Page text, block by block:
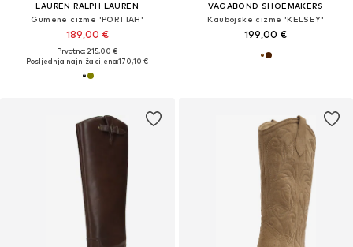
LAUREN RALPH LAUREN
Gumene čizme 'PORTIAH'
189,00 €
Prvotno: 215,00 €
Posljednja najniža cijena:170,10 €
VAGABOND SHOEMAKERS
Kaubojske čizme 'KELSEY'
199,00 €